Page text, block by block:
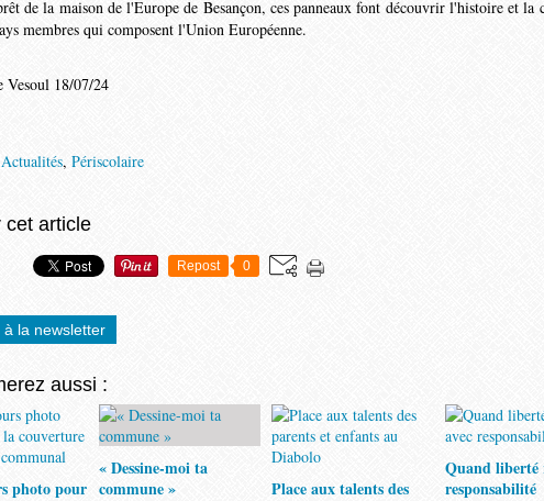
de la maison de l'Europe de Besançon, ces panneaux font découvrir l'his­toire et la
membres qui composent l'Union Européenne.
Vesoul 18/07/24
Actualités, Périscolaire
cet article
Repost 0
à la newsletter
aussi :
photo pour
« Dessine-moi ta
commune »
Place aux talents des
Quand liberté
responsabilité